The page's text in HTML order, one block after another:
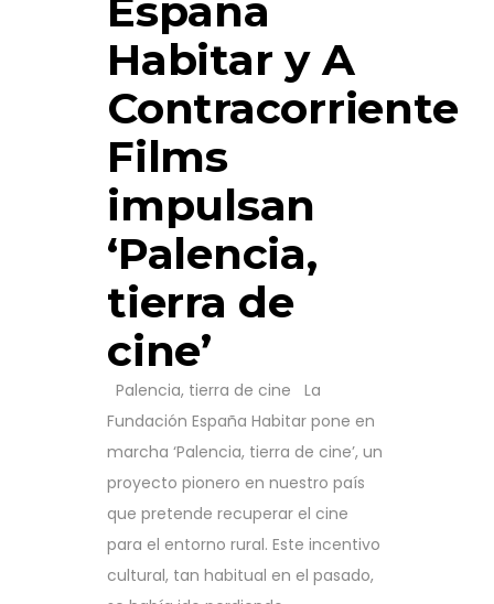
España
Habitar y A
Contracorriente
Films
impulsan
‘Palencia,
tierra de
cine’
Palencia, tierra de cine La
Fundación España Habitar pone en
marcha ‘Palencia, tierra de cine’, un
proyecto pionero en nuestro país
que pretende recuperar el cine
para el entorno rural. Este incentivo
cultural, tan habitual en el pasado,